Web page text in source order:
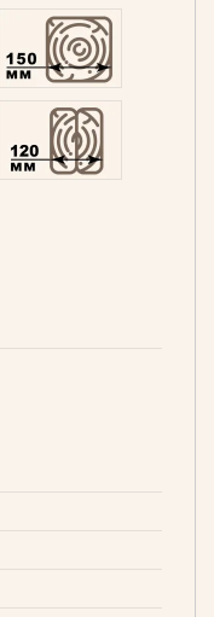
60 Профільований 150
Клеєний 120